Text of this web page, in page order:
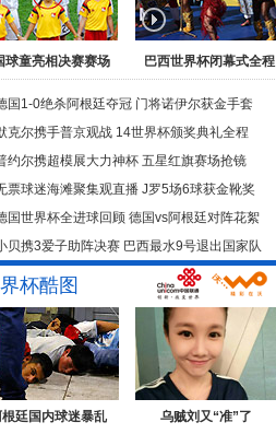
球童亮相决赛赛场 巴西世界杯闭幕式全程
国1-0绝杀阿根廷夺冠 门将诺伊尔获金手套
克尔携手普京观战 14世界杯颁奖典礼全程
约尔携超模展大力神杯 五星红旗赛场抢镜
票球迷海滩聚集观直播 J罗5场6球获金靴奖
国世界杯全进球回顾 德国vs阿根廷对阵花絮
贝携3爱子助阵决赛 巴西最水9号退出国家队
杯酷图
廷国内球迷暴乱 乌贼刘又“准”了